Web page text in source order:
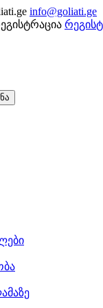
info@goliati.ge